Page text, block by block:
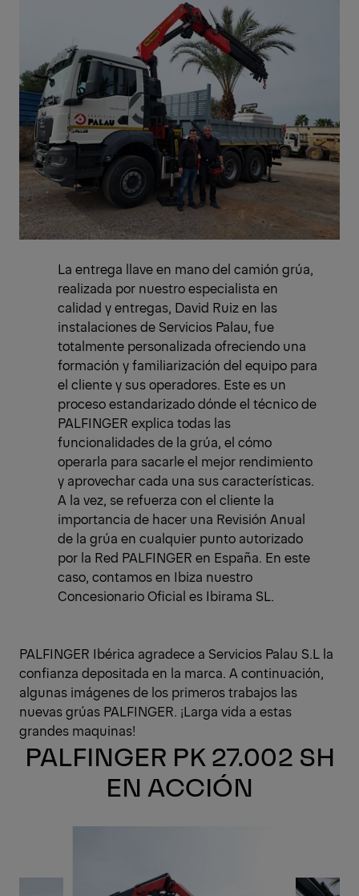
La entrega llave en mano del camión grúa,
realizada por nuestro especialista en
calidad y entregas, David Ruiz en las
instalaciones de Servicios Palau, fue
totalmente personalizada ofreciendo una
formación y familiarización del equipo para
el cliente y sus operadores. Este es un
proceso estandarizado dónde el técnico de
PALFINGER explica todas las
funcionalidades de la grúa, el cómo
operarla para sacarle el mejor rendimiento
y aprovechar cada una sus características.
A la vez, se refuerza con el cliente la
importancia de hacer una Revisión Anual
de la grúa en cualquier punto autorizado
por la Red PALFINGER en España. En este
caso, contamos en Ibiza nuestro
Concesionario Oficial es Ibirama SL.
PALFINGER Ibérica agradece a Servicios Palau S.L la
confianza depositada en la marca. A continuación,
algunas imágenes de los primeros trabajos las
nuevas grúas PALFINGER. ¡Larga vida a estas
grandes maquinas!
PALFINGER PK 27.002 SH
EN ACCIÓN